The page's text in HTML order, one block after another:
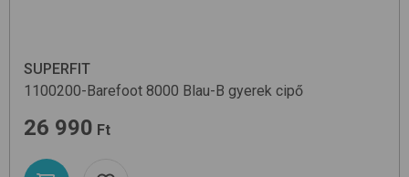
SUPERFIT
1100200-Barefoot 8000 Blau-B gyerek cipő
26 990 Ft